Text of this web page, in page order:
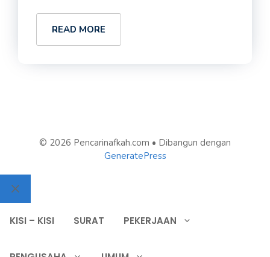
READ MORE
© 2026 Pencarinafkah.com • Dibangun dengan
GeneratePress
Close
KISI – KISI SURAT PEKERJAAN